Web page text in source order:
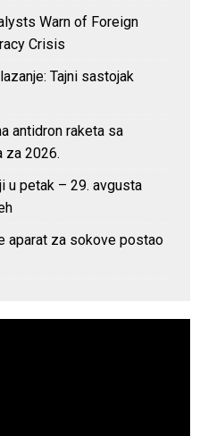
Warn of Foreign
Crisis
Tajni sastojak
antidron raketa sa
za 2026.
u petak – 29. avgusta
aparat za sokove postao